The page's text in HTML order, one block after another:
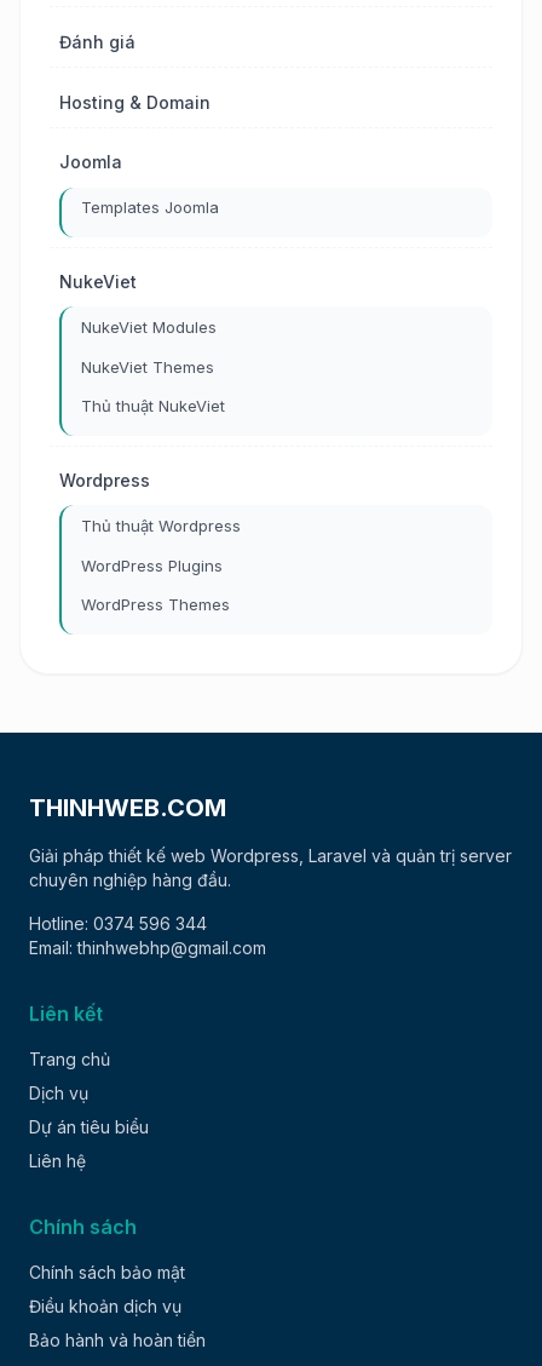
Đánh giá
Hosting & Domain
Joomla
Templates Joomla
NukeViet
NukeViet Modules
NukeViet Themes
Thủ thuật NukeViet
Wordpress
Thủ thuật Wordpress
WordPress Plugins
WordPress Themes
THINHWEB.COM
Giải pháp thiết kế web Wordpress, Laravel và quản trị server
chuyên nghiệp hàng đầu.
Hotline: 0374 596 344
Email: thinhwebhp@gmail.com
Liên kết
Trang chủ
Dịch vụ
Dự án tiêu biểu
Liên hệ
Chính sách
Chính sách bảo mật
Điều khoản dịch vụ
Bảo hành và hoàn tiền